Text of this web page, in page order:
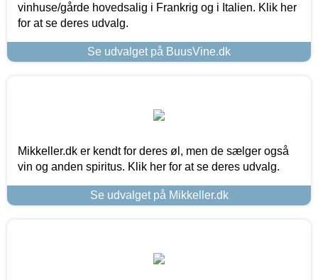
vinhuse/gårde hovedsalig i Frankrig og i Italien. Klik her
for at se deres udvalg.
Se udvalget på BuusVine.dk
Mikkeller.dk er kendt for deres øl, men de sælger også
vin og anden spiritus. Klik her for at se deres udvalg.
Se udvalget på Mikkeller.dk